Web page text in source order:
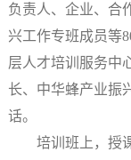
负责人、企业、合
兴工作专班成员等
层人才培训服务中
长、中华蜂产业振
话。
培训班上，授